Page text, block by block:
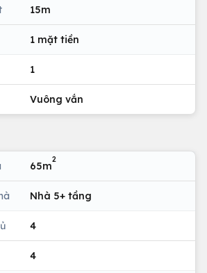
15m
1 mặt tiền
1
Vuông vắn
65m
2
Nhà 5+ tầng
4
4